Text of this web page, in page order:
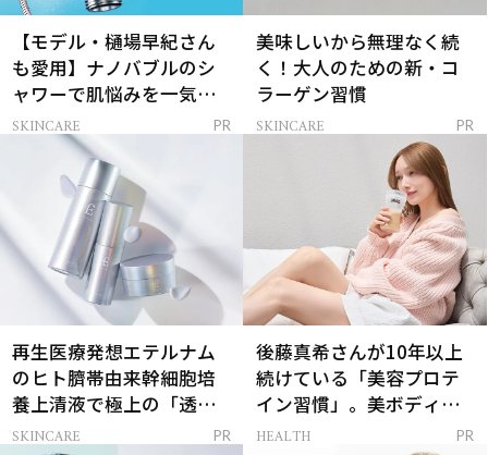
【モデル・樋場早紀さん
も愛用】ナノバブルのシ
ャワーで肌悩みを一気に
解決
SKINCARE PR
美味しいから無理なく続
く！大人のための新・コ
ラーゲン習慣
SKINCARE PR
再生医療発想エテルナム
のヒト臍帯由来幹細胞培
養上清液で極上の「透明
感ハリ肌」へ
SKINCARE PR
後藤真希さんが10年以上
続けている「美容プロテ
イン習慣」。美ボディを
支える朝ルーティンと
HEALTH PR